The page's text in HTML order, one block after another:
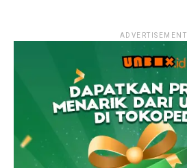
ADVERTISEMENT